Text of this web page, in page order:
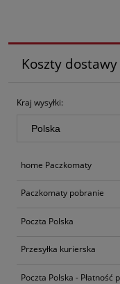
Koszty dostawy
Cena nie zawiera
Kraj wysyłki:
home Paczkomaty
Paczkomaty pobranie
Poczta Polska
Przesyłka kurierska
Poczta Polska - Płatność